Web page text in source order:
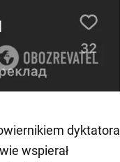
dyktatora
wspierał